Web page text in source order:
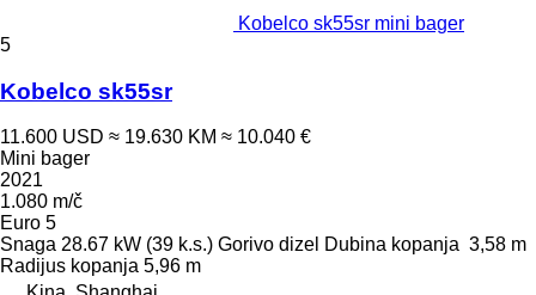
Kobelco sk55sr mini bager
5
Kobelco sk55sr
11.600 USD ≈ 19.630 KM ≈ 10.040 €
Mini bager
2021
1.080 m/č
Euro 5
Snaga 28.67 kW (39 k.s.) Gorivo dizel Dubina kopanja 3,58 m
Radijus kopanja 5,96 m